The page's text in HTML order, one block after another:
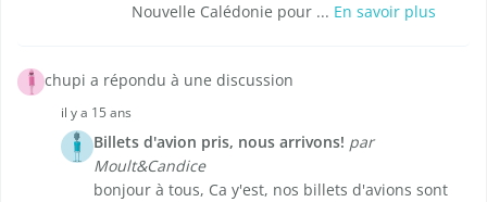
Nouvelle Calédonie pour ... En savoir plus
chupi a répondu à une discussion
il y a 15 ans
Billets d'avion pris, nous arrivons! par
Moult&Candice
bonjour à tous, Ca y'est, nos billets d'avions sont